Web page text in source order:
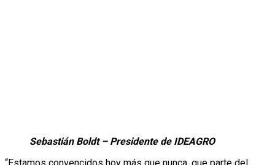
Sebastián Boldt – Presidente de IDEAGRO
“Estamos convencidos hoy más que nunca, que parte del